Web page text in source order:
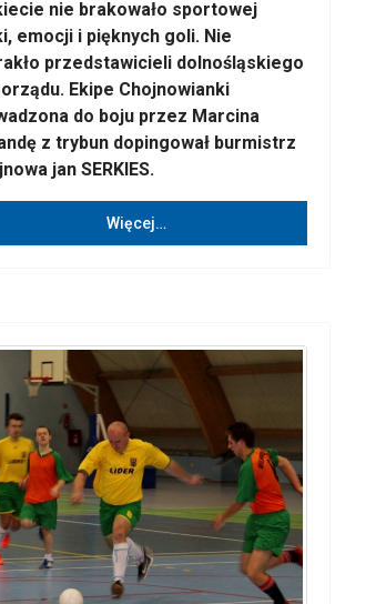
nie brakowało sportowej
emocji i pięknych goli. Nie
przedstawicieli dolnośląskiego
Ekipe Chojnowianki
do boju przez Marcina
z trybun dopingował burmistrz
jan SERKIES.
Więcej…